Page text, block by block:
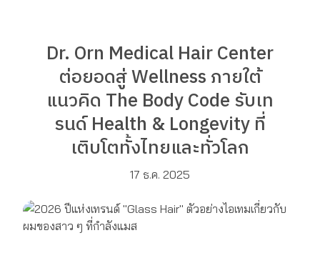
Dr. Orn Medical Hair Center
ต่อยอดสู่ Wellness ภายใต้
แนวคิด The Body Code รับเท
รนด์ Health & Longevity ที่
เติบโตทั้งไทยและทั่วโลก
17 ธ.ค. 2025